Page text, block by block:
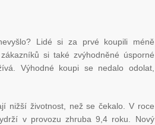
Lidé si za prvé koupili méně
si také zvýhodněné úsporné
Výhodné koupi se nedalo odolat,
nižší životnost, než se čekalo. V roce
v provozu zhruba 9,4 roku. Nový